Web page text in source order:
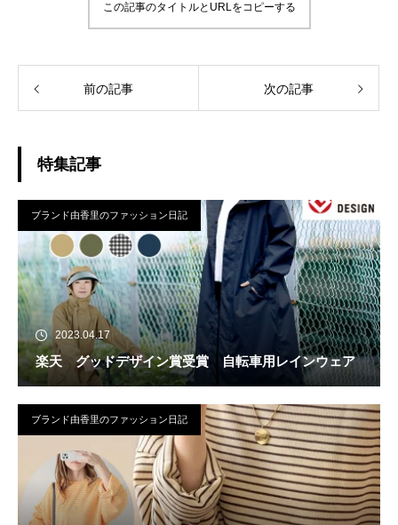
この記事のタイトルとURLをコピーする
前の記事 次の記事
特集記事
ブランド由香里のファッション日記
2023.04.17
楽天 グッドデザイン賞受賞 自転車用レインウェア
ブランド由香里のファッション日記